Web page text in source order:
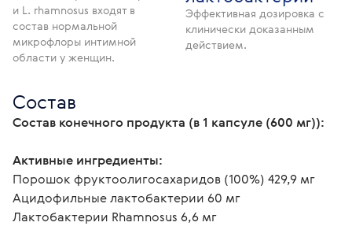
и L. rhamnosus входят в
состав нормальной
микрофлоры интимной
области у женщин.
Эффективная дозировка с
клинически доказанным
действием.
Состав
Состав конечного продукта (в 1 капсуле (600 мг)):
Активные ингредиенты:
Порошок фруктоолигосахаридов (100%) 429,9 мг
Ацидофильные лактобактерии 60 мг
Лактобактерии Rhamnosus 6,6 мг